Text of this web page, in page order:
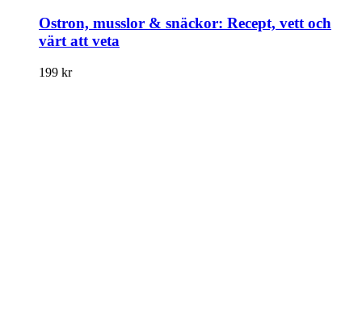
Ostron, musslor & snäckor: Recept, vett och
värt att veta
199 kr